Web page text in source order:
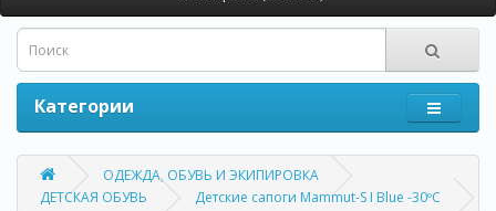
Категории
ОДЕЖДА, ОБУВЬ И ЭКИПИРОВКА
ДЕТСКАЯ ОБУВЬ
Детские сапоги Mammut-S I Blue -30ºС